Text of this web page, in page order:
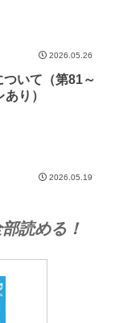
2026.05.26
ついて（第81～
り）
2026.05.19
読める！